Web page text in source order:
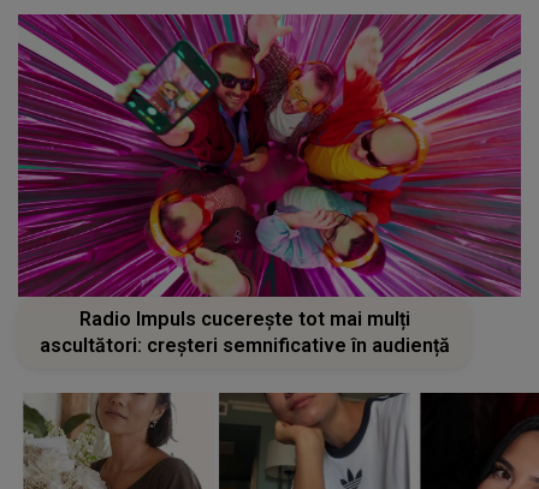
Radio Impuls cucerește tot mai mulți
ascultători: creșteri semnificative în audiență